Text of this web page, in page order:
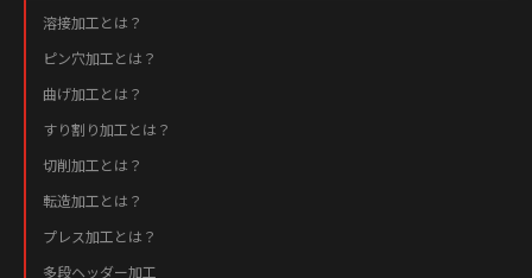
溶接加工とは？
ピン穴加工とは？
曲げ加工とは？
すり割り加工とは？
切削加工とは？
転造加工とは？
プレス加工とは？
多段ヘッダー加工